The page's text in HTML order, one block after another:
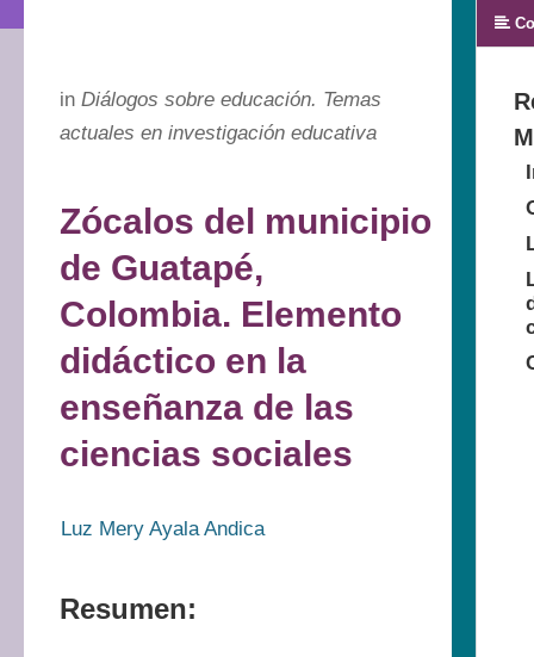
in Diálogos sobre educación. Temas
actuales en investigación educativa
Zócalos del municipio
de Guatapé,
Colombia. Elemento
didáctico en la
enseñanza de las
ciencias sociales
Luz Mery Ayala Andica
Resumen: